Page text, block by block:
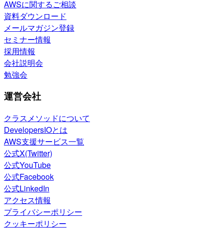
AWSに関するご相談
資料ダウンロード
メールマガジン登録
セミナー情報
採用情報
会社説明会
勉強会
運営会社
クラスメソッドについて
DevelopersIOとは
AWS支援サービス一覧
公式X(Twitter)
公式YouTube
公式Facebook
公式LinkedIn
アクセス情報
プライバシーポリシー
クッキーポリシー